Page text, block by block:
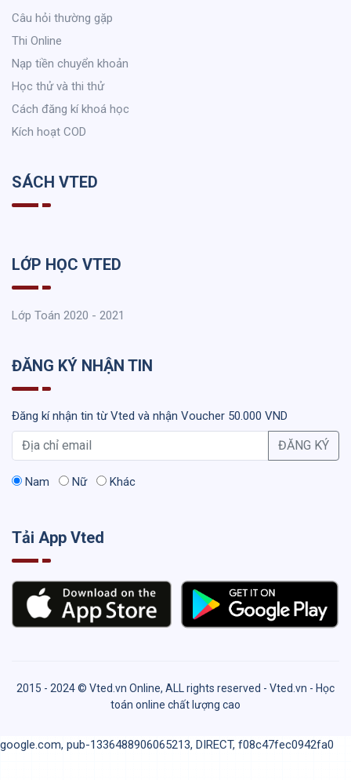
Câu hỏi thường gặp
Thi Online
Nạp tiền chuyển khoản
Học thử và thi thử
Cách đăng kí khoá học
Kích hoạt COD
SÁCH VTED
LỚP HỌC VTED
Lớp Toán 2020 - 2021
ĐĂNG KÝ NHẬN TIN
Đăng kí nhận tin từ Vted và nhận Voucher 50.000 VND
ĐĂNG KÝ
Nam Nữ Khác
Tải App Vted
2015 - 2024 © Vted.vn Online, ALL rights reserved - Vted.vn - Học
toán online chất lượng cao
google.com, pub-1336488906065213, DIRECT, f08c47fec0942fa0